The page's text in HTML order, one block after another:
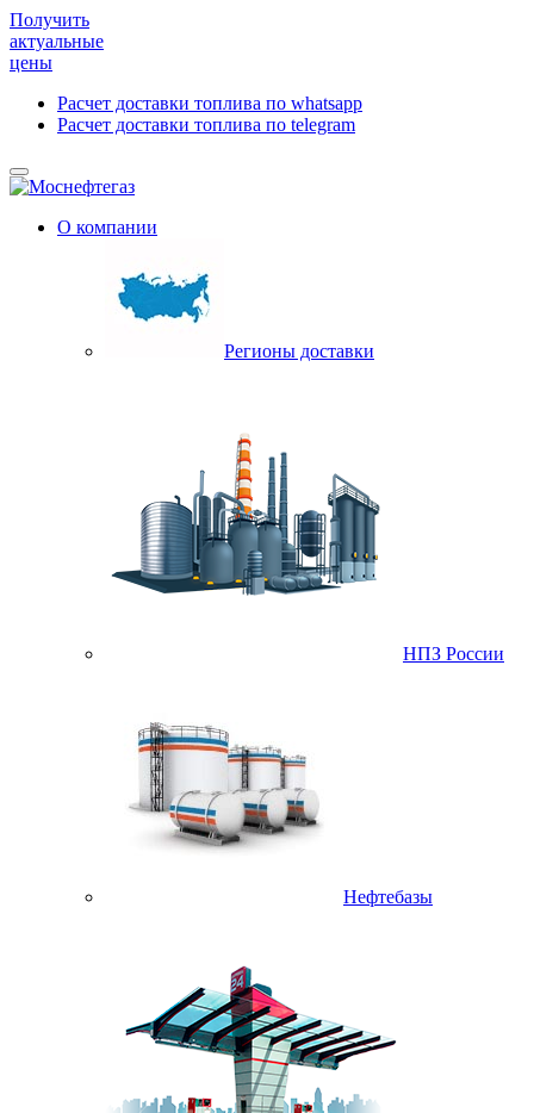
Получить
актуальные
цены
Расчет доставки топлива по whatsapp
Расчет доставки топлива по telegram
О компании
Регионы доставки
НПЗ России
Нефтебазы